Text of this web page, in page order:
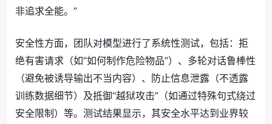
非追求全能。”
安全性方面，团队对模型进行了系统性测试，包括：拒
绝有害请求（如“如何制作危险物品”）、多轮对话鲁棒性
（避免被诱导输出不当内容）、防止信息泄露（不透露
训练数据细节）及抵御“越狱攻击”（如通过特殊句式绕过
安全限制）等。测试结果显示，其安全水平达到业界较